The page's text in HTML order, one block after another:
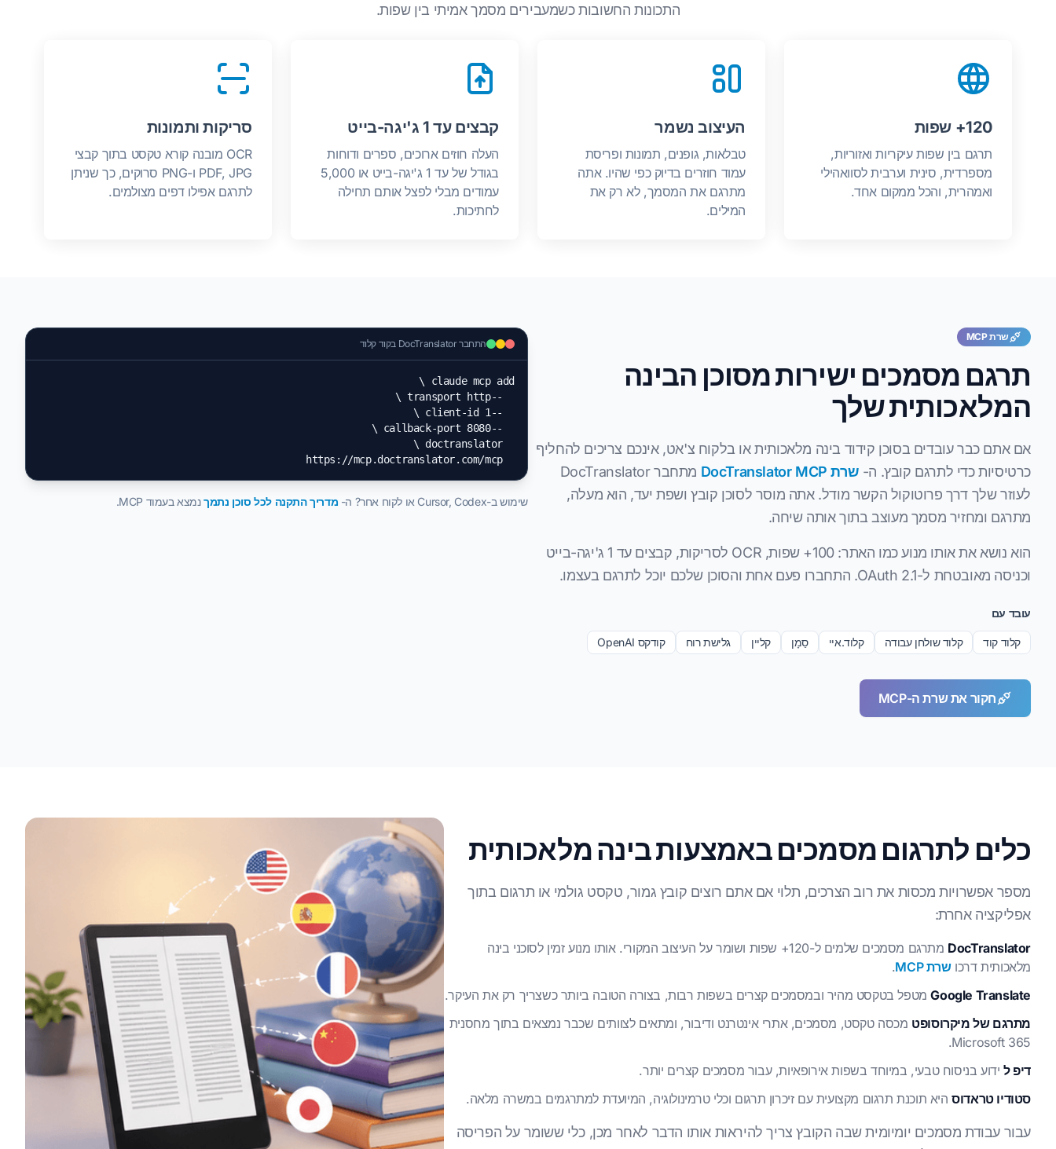
התכונות החשובות כשמעבירים מסמך אמיתי בין שפות.
120+ שפות
תרגם בין שפות עיקריות ואזוריות,
מספרדית, סינית וערבית לסוואהילי
ואמהרית, והכל ממקום אחד.
העיצוב נשמר
טבלאות, גופנים, תמונות ופריסת
עמוד חוזרים בדיוק כפי שהיו. אתה
מתרגם את המסמך, לא רק את
המילים.
קבצים עד 1 ג'יגה-בייט
העלה חוזים ארוכים, ספרים ודוחות
בגודל של עד 1 ג'יגה-בייט או 5,000
עמודים מבלי לפצל אותם תחילה
לחתיכות.
סריקות ותמונות
OCR מובנה קורא טקסט בתוך קבצי
PDF, JPG ו-PNG סרוקים, כך שניתן
לתרגם אפילו דפים מצולמים.
שרת MCP
תרגם מסמכים ישירות מסוכן הבינה
המלאכותית שלך
אם אתם כבר עובדים בסוכן קידוד בינה מלאכותית או בלקוח צ'אט, אינכם צריכים להחליף
כרטיסיות כדי לתרגם קובץ. ה- שרת DocTranslator MCP
מתחבר DocTranslator
לעוזר שלך דרך פרוטוקול הקשר מודל. אתה מוסר לסוכן קובץ ושפת יעד, הוא מעלה,
מתרגם ומחזיר מסמך מעוצב בתוך אותה שיחה.
הוא נושא את אותו מנוע כמו האתר: 100+ שפות, OCR לסריקות, קבצים עד 1 ג'יגה-בייט
וכניסה מאובטחת ל-OAuth 2.1. התחברו פעם אחת והסוכן שלכם יוכל לתרגם בעצמו.
עובד עם
קלוד קוד קלוד שולחן עבודה קלוד.איי סַמָן קליין גלישת רוח קודקס OpenAI
חקור את שרת ה-MCP
התחבר DocTranslator בקוד קלוד
  https://mcp.doctranslator.com/mcp
שימוש ב-Cursor, Codex או לקוח אחר? ה- מדריך התקנה לכל סוכן נתמךנמצא בעמוד MCP.
כלים לתרגום מסמכים באמצעות בינה מלאכותית
מספר אפשרויות מכסות את רוב הצרכים, תלוי אם אתם רוצים קובץ גמור, טקסט גולמי או תרגום בתוך
אפליקציה אחרת:
DocTranslator
מתרגם מסמכים שלמים ל-120+ שפות ושומר על העיצוב המקורי. אותו מנוע זמין לסוכני בינה
מלאכותית דרכושרת MCP
.
Google Translateמטפל בטקסט מהיר ובמסמכים קצרים בשפות רבות, בצורה הטובה ביותר כשצריך רק את העיקר.
מתרגם של מיקרוסופט מכסה טקסט, מסמכים, אתרי אינטרנט ודיבור, ומתאים לצוותים שכבר נמצאים בתוך מחסנית
Microsoft 365.
דיפ ל ידוע בניסוח טבעי, במיוחד בשפות אירופאיות, עבור מסמכים קצרים יותר.
סטודיו טראדוסהיא תוכנת תרגום מקצועית עם זיכרון תרגום וכלי טרמינולוגיה, המיועדת למתרגמים במשרה מלאה.
עבור עבודת מסמכים יומיומית שבה הקובץ צריך להיראות אותו הדבר לאחר מכן, כלי ששומר על הפריסה